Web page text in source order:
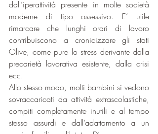
dall’iperattività presente in molte società
moderne di tipo ossessivo. E’ utile
rimarcare che lunghi orari di lavoro
contribuiscono a cronicizzare gli stati
Olive, come pure lo stress derivante dalla
precarietà lavorativa esistente, dalla crisi
ecc.
Allo stesso modo, molti bambini si vedono
sovraccaricati da attività extrascolastiche,
compiti completamente inutili e al tempo
stesso assurdi e dall’adattamento a un